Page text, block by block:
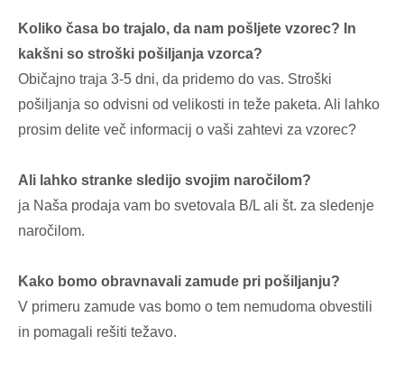
Koliko časa bo trajalo, da nam pošljete vzorec? In
kakšni so stroški pošiljanja vzorca?
Običajno traja 3-5 dni, da pridemo do vas. Stroški
pošiljanja so odvisni od velikosti in teže paketa. Ali lahko
prosim delite več informacij o vaši zahtevi za vzorec?
Ali lahko stranke sledijo svojim naročilom?
ja Naša prodaja vam bo svetovala B/L ali št. za sledenje
naročilom.
Kako bomo obravnavali zamude pri pošiljanju?
V primeru zamude vas bomo o tem nemudoma obvestili
in pomagali rešiti težavo.